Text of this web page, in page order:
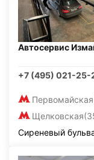
Автосервис
+7 (495) 021-25-
Первомайская
Щелковская
Сиреневый